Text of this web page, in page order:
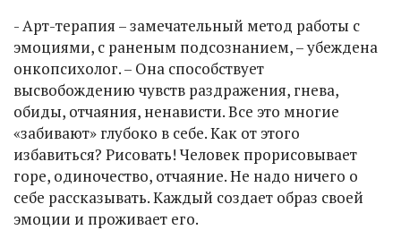
- Арт-терапия – замечательный метод работы с
эмоциями, с раненым подсознанием, – убеждена
онкопсихолог. – Она способствует
высвобождению чувств раздражения, гнева,
обиды, отчаяния, ненависти. Все это многие
«забивают» глубоко в себе. Как от этого
избавиться? Рисовать! Человек прорисовывает
горе, одиночество, отчаяние. Не надо ничего о
себе рассказывать. Каждый создает образ своей
эмоции и проживает его.